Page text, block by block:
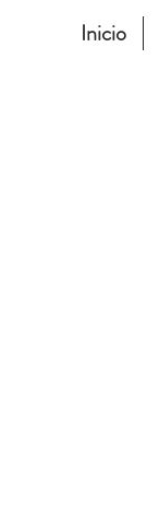
Inicio